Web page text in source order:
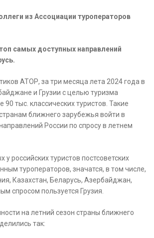
из Ассоциации туроператоров
самых доступных направлений
АТОР, за три месяца лета 2024 года в
и Грузии с целью туризма
тыс. классических туристов. Такие
ближнего зарубежья войти в
России по спросу в летнем
у российских туристов постсоветских
туроператоров, значатся, в том числе,
Казахстан, Беларусь, Азербайджан,
спросом пользуется Грузия.
на летний сезон страны ближнего
так: